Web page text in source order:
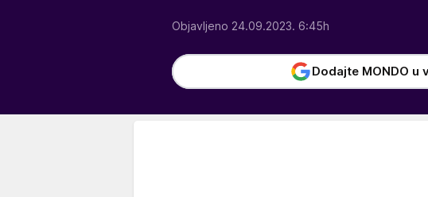
Objavljeno 24.09.2023. 6:45h
Dodajte MONDO u